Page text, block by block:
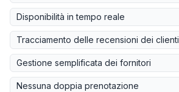
Disponibilità in tempo reale
Tracciamento delle recensioni dei clienti
Gestione semplificata dei fornitori
Nessuna doppia prenotazione